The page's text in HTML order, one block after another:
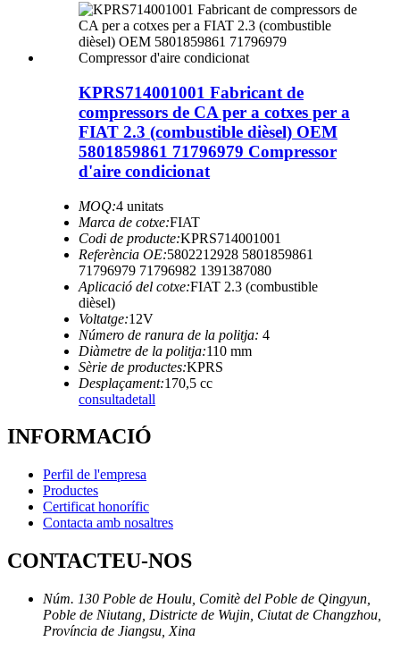
KPRS714001001 Fabricant de
compressors de CA per a cotxes per a
FIAT 2.3 (combustible dièsel) OEM
5801859861 71796979 Compressor
d'aire condicionat
MOQ:4 unitats
Marca de cotxe:FIAT
Codi de producte:KPRS714001001
Referència OE:5802212928 5801859861
71796979 71796982 1391387080
Aplicació del cotxe:FIAT 2.3 (combustible
dièsel)
Voltatge:12V
Número de ranura de la politja: 4
Diàmetre de la politja:110 mm
Sèrie de productes:KPRS
Desplaçament:170,5 cc
consultadetall
INFORMACIÓ
Perfil de l'empresa
Productes
Certificat honorífic
Contacta amb nosaltres
CONTACTEU-NOS
Núm. 130 Poble de Houlu, Comitè del Poble de Qingyun,
Poble de Niutang, Districte de Wujin, Ciutat de Changzhou,
Província de Jiangsu, Xina